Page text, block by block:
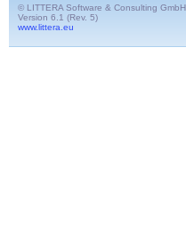
© LITTERA Software & Consulting GmbH
Version 6.1 (Rev. 5)
www.littera.eu